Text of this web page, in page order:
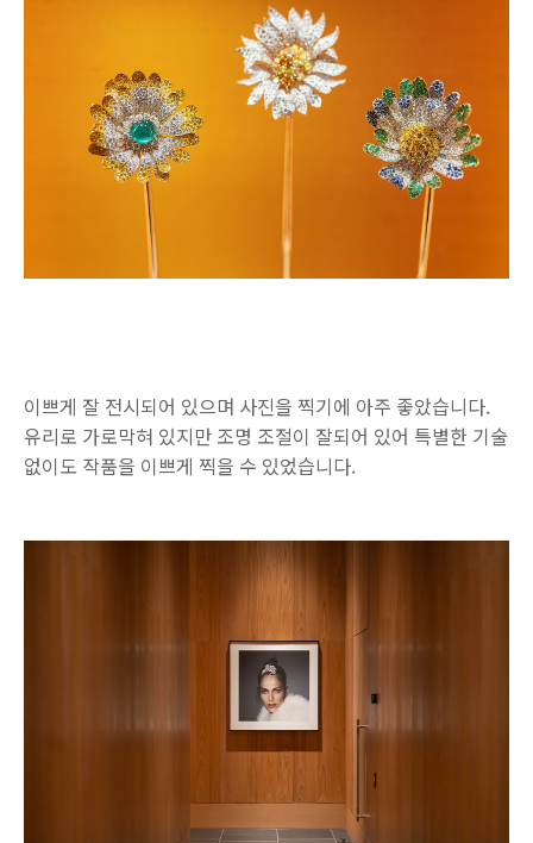
이쁘게 잘 전시되어 있으며 사진을 찍기에 아주 좋았습니다.
유리로 가로막혀 있지만 조명 조절이 잘되어 있어 특별한 기술
없이도 작품을 이쁘게 찍을 수 있었습니다.